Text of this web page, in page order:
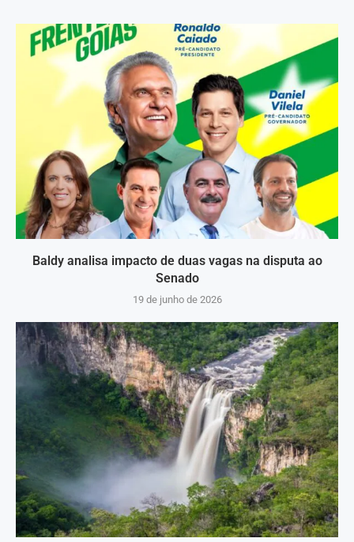
Baldy analisa impacto de duas vagas na disputa ao
Senado
19 de junho de 2026